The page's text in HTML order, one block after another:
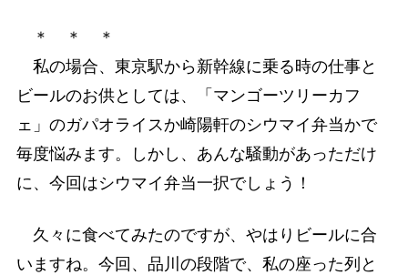
＊ ＊ ＊
私の場合、東京駅から新幹線に乗る時の仕事と
ビールのお供としては、「マンゴーツリーカフ
ェ」のガパオライスか崎陽軒のシウマイ弁当かで
毎度悩みます。しかし、あんな騒動があっただけ
に、今回はシウマイ弁当一択でしょう！
久々に食べてみたのですが、やはりビールに合
いますね。今回、品川の段階で、私の座った列と